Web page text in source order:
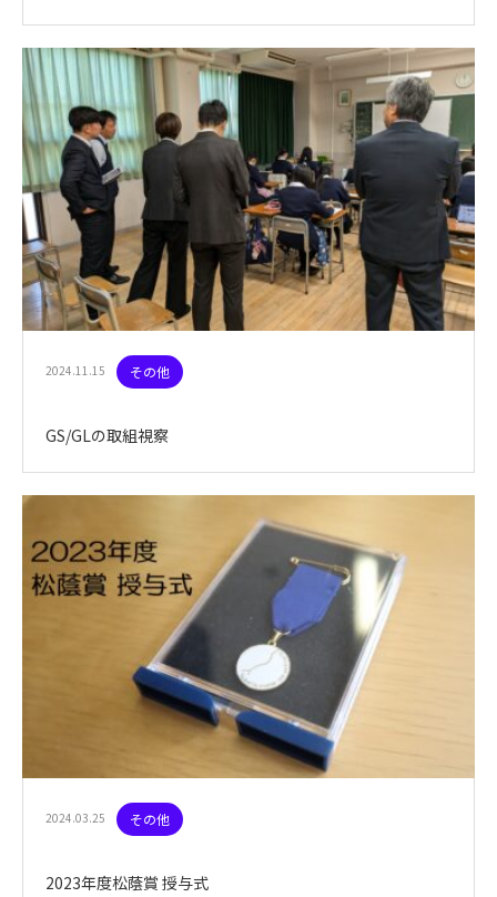
2024.11.15 その他
GS/GLの取組視察
2024.03.25 その他
2023年度松蔭賞 授与式